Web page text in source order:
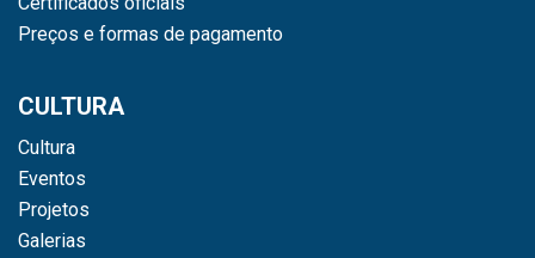
Preços e formas de pagamento
CULTURA
Cultura
Eventos
Projetos
Galerias